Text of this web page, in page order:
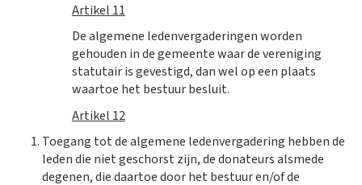
Artikel 11
De algemene ledenvergaderingen worden
gehouden in de gemeente waar de vereniging
statutair is gevestigd, dan wel op een plaats
waartoe het bestuur besluit.
Artikel 12
Toegang tot de algemene ledenvergadering hebben de
leden die niet geschorst zijn, de donateurs alsmede
degenen, die daartoe door het bestuur en/of de